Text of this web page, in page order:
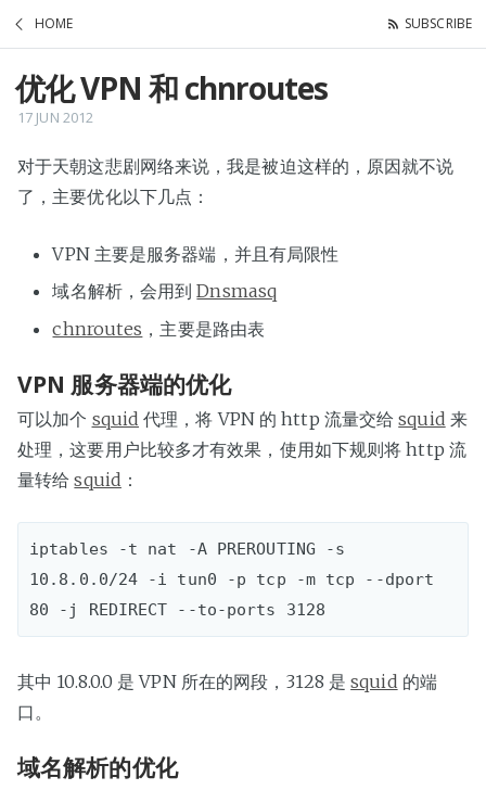
HOME SUBSCRIBE
优化 VPN 和 chnroutes
17 JUN 2012
对于天朝这悲剧网络来说，我是被迫这样的，原因就不说
了，主要优化以下几点：
VPN 主要是服务器端，并且有局限性
域名解析，会用到Dnsmasq
chnroutes ，主要是路由表
VPN 服务器端的优化
可以加个 squid 代理，将 VPN 的 http 流量交给squid 来
处理，这要用户比较多才有效果，使用如下规则将 http 流
量转给squid ：
iptables -t nat -A PREROUTING -s
10.8.0.0/24 -i tun0 -p tcp -m tcp --dport
其中 10.8.0.0 是 VPN 所在的网段，3128 是squid 的端
口。
域名解析的优化